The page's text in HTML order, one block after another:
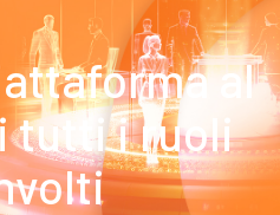
al
tutti i ruoli